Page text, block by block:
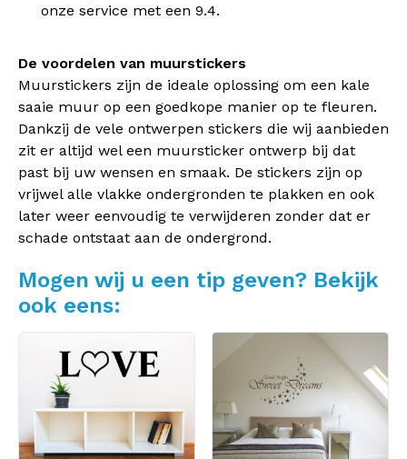
onze service met een 9.4.
De voordelen van muurstickers
Muurstickers zijn de ideale oplossing om een kale
saaie muur op een goedkope manier op te fleuren.
Dankzij de vele ontwerpen stickers die wij aanbieden
zit er altijd wel een muursticker ontwerp bij dat
past bij uw wensen en smaak. De stickers zijn op
vrijwel alle vlakke ondergronden te plakken en ook
later weer eenvoudig te verwijderen zonder dat er
schade ontstaat aan de ondergrond.
Mogen wij u een tip geven? Bekijk
ook eens: